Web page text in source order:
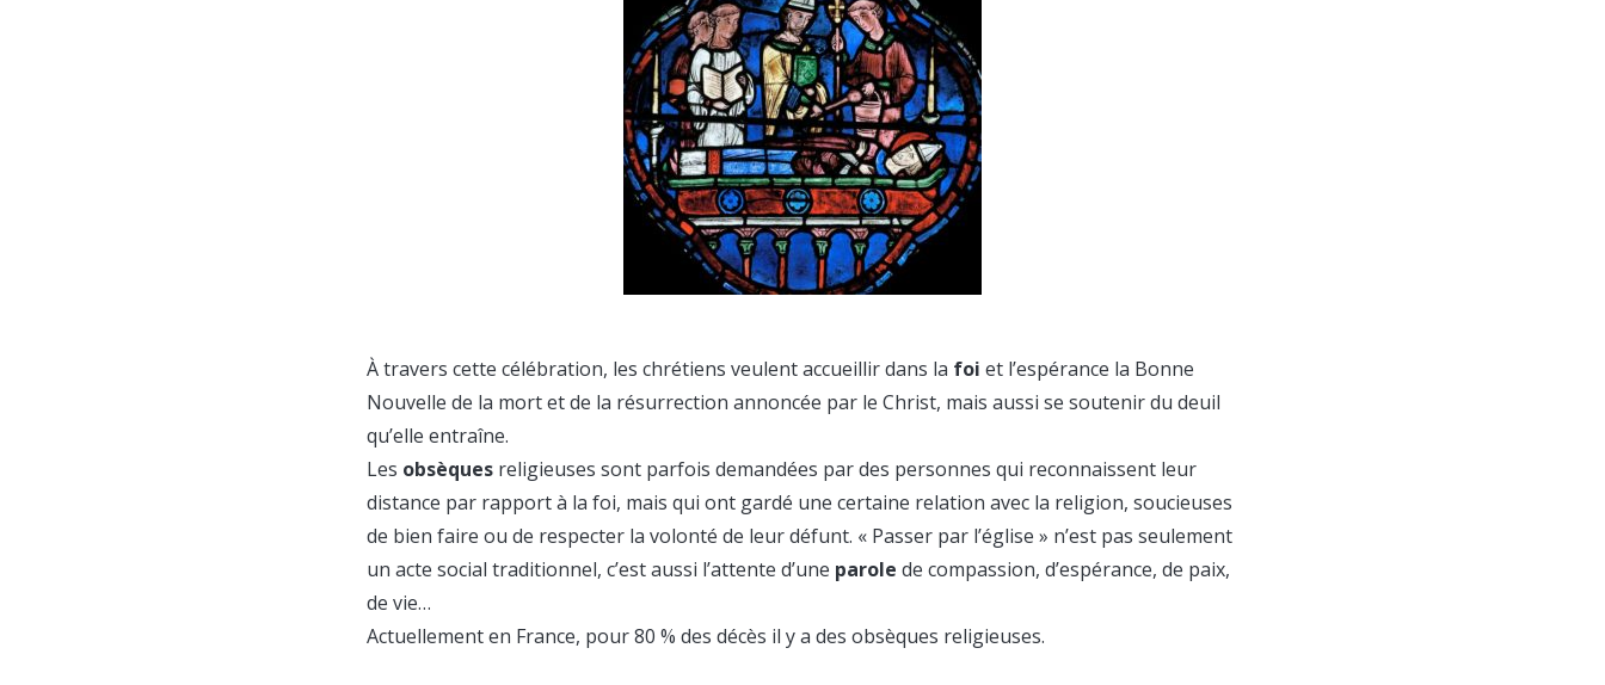
À travers cette célébration, les chrétiens veulent accueillir dans la foi et l’espérance la Bonne
Nouvelle de la mort et de la résurrection annoncée par le Christ, mais aussi se soutenir du deuil
qu’elle entraîne.
Les obsèques religieuses sont parfois demandées par des personnes qui reconnaissent leur
distance par rapport à la foi, mais qui ont gardé une certaine relation avec la religion, soucieuses
de bien faire ou de respecter la volonté de leur défunt. « Passer par l’église » n’est pas seulement
un acte social traditionnel, c’est aussi l’attente d’une parole de compassion, d’espérance, de paix,
de vie…
Actuellement en France, pour 80 % des décès il y a des obsèques religieuses.